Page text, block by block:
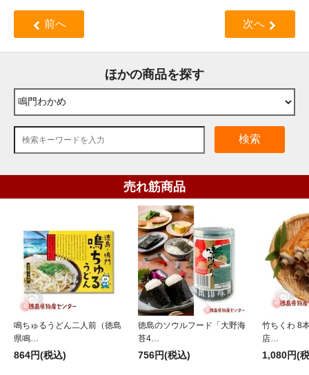
前へ 次へ
ほかの商品を探す
検索
売れ筋商品
鳴ちゅるうどん二人前（徳島
県鳴…
864円(税込)
徳島のソウルフード「大野海
苔4…
756円(税込)
竹ちくわ 8
店…
1,080円(